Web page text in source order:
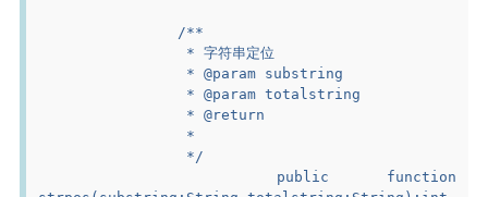
		/**
		 * 字符串定位
		 * @param substring
		 * @param totalstring
		 * @return
		 *
		 */